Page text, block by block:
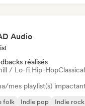
Audio
réalisés
/ Lo-fi Hip-Hop
mes playlist(s)
folk Indie pop Indie rock